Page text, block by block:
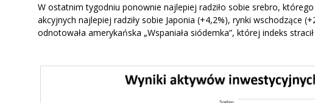
W ostatnim tygodniu ponownie najlepiej radziło sobie srebro,
akcyjnych najlepiej radziły sobie Japonia (+4,2%), rynki wschodzące
odnotowała amerykańska „Wspaniała siódemka”, której indeks stracił